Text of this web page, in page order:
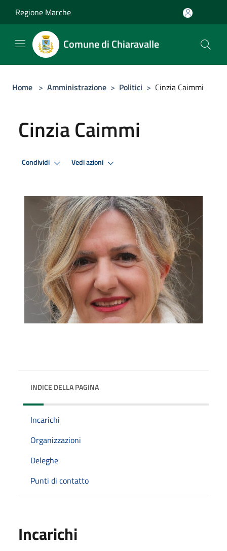
Regione Marche
Comune di Chiaravalle
Home > Amministrazione > Politici > Cinzia Caimmi
Cinzia Caimmi
Condividi Vedi azioni
INDICE DELLA PAGINA
Incarichi
Organizzazioni
Deleghe
Punti di contatto
Incarichi